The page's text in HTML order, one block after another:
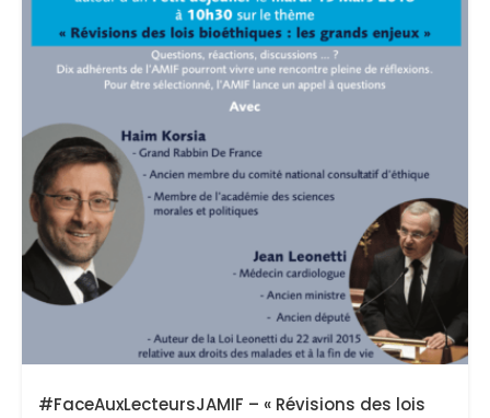
#FaceAuxLecteursJAMIF – « Révisions des lois